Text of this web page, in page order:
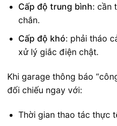
Cấp độ trung bình: cần
chắn.
Cấp độ khó: phải tháo
xử lý giắc điện chật.
Khi garage thông báo
đối chiếu ngay với:
Thời gian thao tác thực